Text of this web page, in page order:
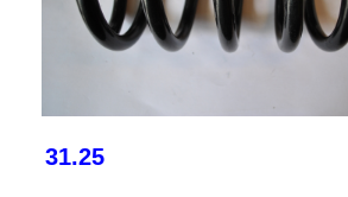
31.25